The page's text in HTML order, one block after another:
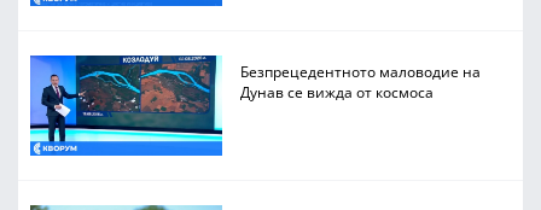
Безпрецедентното маловодие на
Дунав се вижда от космоса